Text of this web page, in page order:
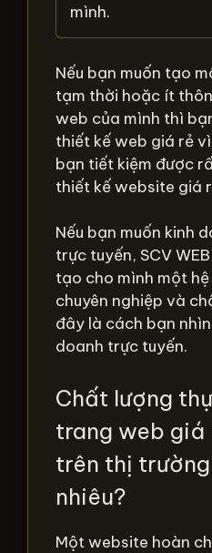
mình.
Nếu bạn muốn tạo
tạm thời hoặc ít
web của mình thì
thiết kế web giá rẻ
bạn tiết kiệm được
thiết kế website giá
Nếu bạn muốn kinh
trực tuyến, SCV
tạo cho mình một
chuyên nghiệp và
đây là cách bạn
doanh trực tuyến.
Chất lượng
trang web giá
trên thị
nhiêu?
Một website hoàn